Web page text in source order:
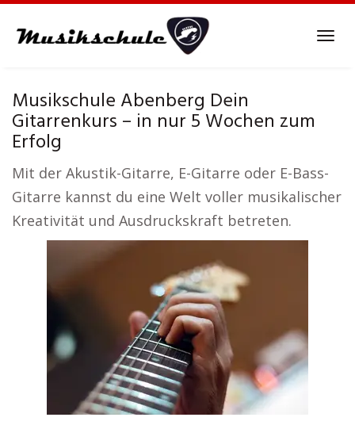
Musikschule Abenberg Dein
Gitarrenkurs – in nur 5 Wochen zum
Erfolg
Mit der Akustik-Gitarre, E-Gitarre oder E-Bass-
Gitarre kannst du eine Welt voller musikalischer
Kreativität und Ausdruckskraft betreten.